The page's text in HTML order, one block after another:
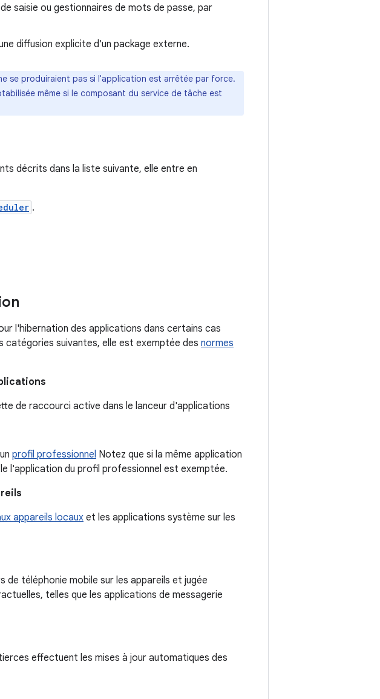
saisie ou gestionnaires de mots de passe, par
diffusion explicite d'un package externe.
se produiraient pas si l'application est arrêtée par force.
même si le composant du service de tâche est
décrits dans la liste suivante, elle entre en
.
l'hibernation des applications dans certains cas
suivantes, elle est exemptée des normes
de raccourci active dans le lanceur d'applications
profil professionnel Notez que si la même application
l'application du profil professionnel est exemptée.
appareils locaux et les applications système sur les
téléphonie mobile sur les appareils et jugée
telles que les applications de messagerie
effectuent les mises à jour automatiques des